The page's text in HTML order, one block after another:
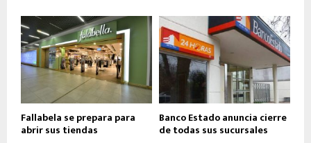
Fallabela se prepara para
abrir sus tiendas
Banco Estado anuncia cierre
de todas sus sucursales